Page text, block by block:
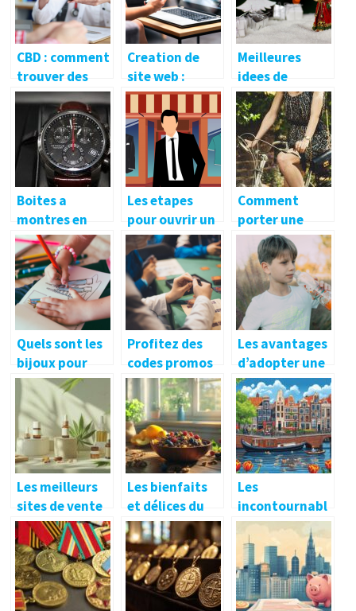
CBD : comment
trouver des
produits de
haute qualite ?
Creation de
site web :
pourquoi faire
appel a un
professionnel ?
Meilleures
idees de
cadeaux de
Noel pour tous
Boites a
montres en
bois: les
avantages et
inconvenients
de differents
types de bois
Les etapes
pour ouvrir un
magasin
Comment
porter une
robe de style
boheme en
toute occasion
?
Quels sont les
bijoux pour
enfants a la
mode ?
Profitez des
codes promos
sur les casinos
en ligne
responsables
Les avantages
d’adopter une
gourde enfant
pour garantir
une
hydratation
saine et
ludique
Les meilleurs
sites de vente
en ligne pour
acheter du CBD
: sélection et
conseils
Les bienfaits
et délices du
muesli au
chocolat pour
un petit-
déjeuner
équilibré
Les
incontournabl
es
d’Amsterdam :
monuments,
musées et
activités